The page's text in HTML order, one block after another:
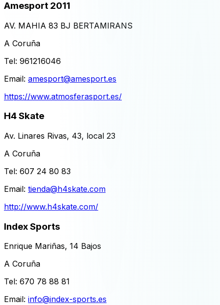
Amesport 2011
AV. MAHIA 83 BJ BERTAMIRANS
A Coruña
Tel: 961216046
Email: amesport@amesport.es
https://www.atmosferasport.es/
H4 Skate
Av. Linares Rivas, 43, local 23
A Coruña
Tel: 607 24 80 83
Email: tienda@h4skate.com
http://www.h4skate.com/
Index Sports
Enrique Mariñas, 14 Bajos
A Coruña
Tel: 670 78 88 81
Email: info@index-sports.es